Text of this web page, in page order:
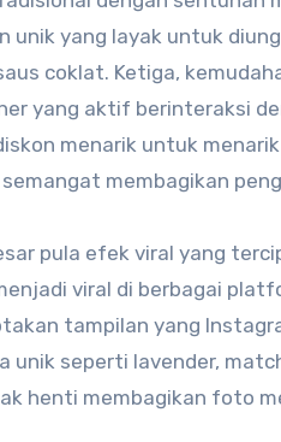
yang layak untuk
coklat. Ketiga,
yang aktif berinteraksi
menarik untuk
membagikan
pula efek viral yang
viral di berbagai
tampilan yang
unik seperti lavender,
henti membagikan foto